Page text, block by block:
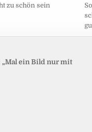
zu schön sein
„Mal ein Bild nur mit